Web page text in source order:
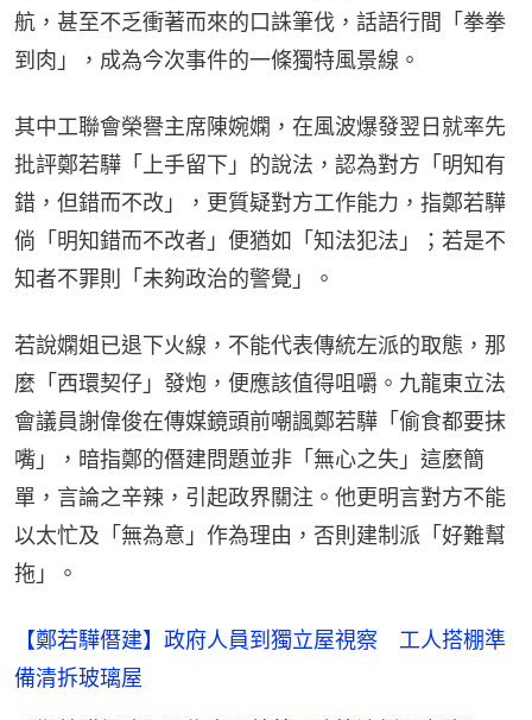
航，甚至不乏衝著而來的口誅筆伐，話語行間「拳拳
到肉」，成為今次事件的一條獨特風景線。
其中工聯會榮譽主席陳婉嫻，在風波爆發翌日就率先
批評鄭若驊「上手留下」的說法，認為對方「明知有
錯，但錯而不改」，更質疑對方工作能力，指鄭若驊
倘「明知錯而不改者」便猶如「知法犯法」；若是不
知者不罪則「未夠政治的警覺」。
若說嫻姐已退下火線，不能代表傳統左派的取態，那
麼「西環契仔」發炮，便應該值得咀嚼。九龍東立法
會議員謝偉俊在傳媒鏡頭前嘲諷鄭若驊「偷食都要抹
嘴」，暗指鄭的僭建問題並非「無心之失」這麼簡
單，言論之辛辣，引起政界關注。他更明言對方不能
以太忙及「無為意」作為理由，否則建制派「好難幫
拖」。
【鄭若驊僭建】政府人員到獨立屋視察 工人搭棚準
備清拆玻璃屋